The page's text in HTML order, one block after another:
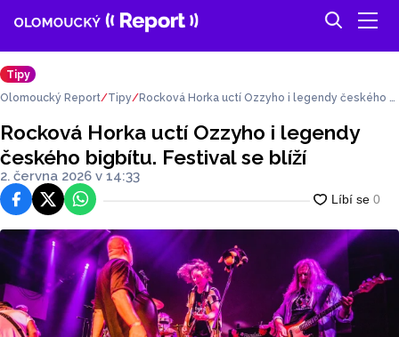
Tipy
Olomoucký Report
Tipy
Rocková Horka uctí Ozzyho i legendy českého bi
Rocková Horka uctí Ozzyho i legendy
českého bigbítu. Festival se blíží
2. června 2026 v 14:33
FacebookPlatforma X
WhatsApp